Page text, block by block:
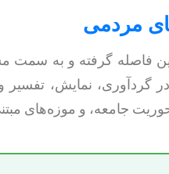
فاصله گرفته و به
نمایش، تفسیر
جامعه، و موزه‌های